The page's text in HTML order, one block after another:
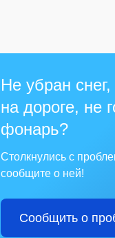
Не убран
на дороге, не
фонарь?
Столкнулись с
сообщите о ней!
Сообщить о